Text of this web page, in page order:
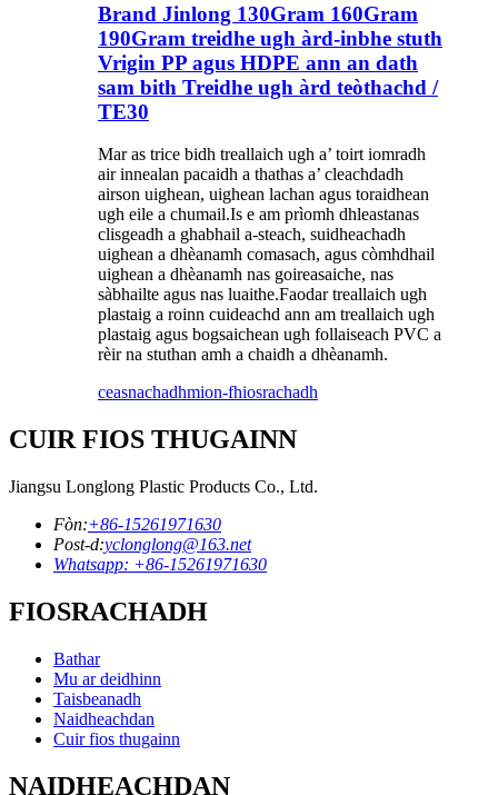
Brand Jinlong 130Gram 160Gram
190Gram treidhe ugh àrd-inbhe stuth
Vrigin PP agus HDPE ann an dath
sam bith Treidhe ugh àrd teòthachd /
TE30
Mar as trice bidh treallaich ugh a’ toirt iomradh
air innealan pacaidh a thathas a’ cleachdadh
airson uighean, uighean lachan agus toraidhean
ugh eile a chumail.Is e am prìomh dhleastanas
clisgeadh a ghabhail a-steach, suidheachadh
uighean a dhèanamh comasach, agus còmhdhail
uighean a dhèanamh nas goireasaiche, nas
sàbhailte agus nas luaithe.Faodar treallaich ugh
plastaig a roinn cuideachd ann am treallaich ugh
plastaig agus bogsaichean ugh follaiseach PVC a
rèir na stuthan amh a chaidh a dhèanamh.
ceasnachadhmion-fhiosrachadh
CUIR FIOS THUGAINN
Jiangsu Longlong Plastic Products Co., Ltd.
Fòn:+86-15261971630
Post-d:yclonglong@163.net
Whatsapp: +86-15261971630
FIOSRACHADH
Bathar
Mu ar deidhinn
Taisbeanadh
Naidheachdan
Cuir fios thugainn
NAIDHEACHDAN